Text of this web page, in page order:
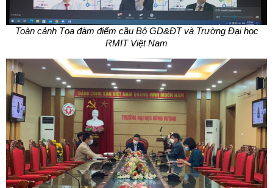
Toàn cảnh Tọa đàm điểm cầu Bộ GD&ĐT và Trường Đại học
RMIT Việt Nam